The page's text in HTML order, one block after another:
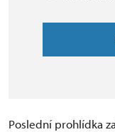
Poslední prohlídka